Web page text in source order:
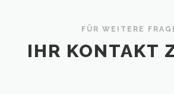
FÜR WEITERE
IHR KONTAKT